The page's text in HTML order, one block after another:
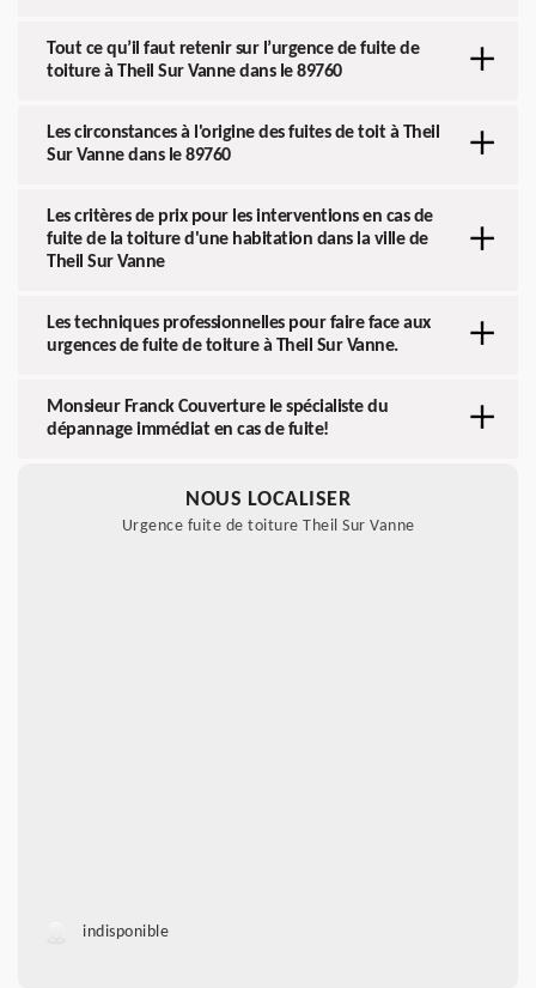
Tout ce qu’il faut retenir sur l’urgence de fuite de
toiture à Theil Sur Vanne dans le 89760
Les circonstances à l'origine des fuites de toit à Theil
Sur Vanne dans le 89760
Les critères de prix pour les interventions en cas de
fuite de la toiture d'une habitation dans la ville de
Theil Sur Vanne
Les techniques professionnelles pour faire face aux
urgences de fuite de toiture à Theil Sur Vanne.
Monsieur Franck Couverture le spécialiste du
dépannage immédiat en cas de fuite!
NOUS LOCALISER
Urgence fuite de toiture Theil Sur Vanne
indisponible